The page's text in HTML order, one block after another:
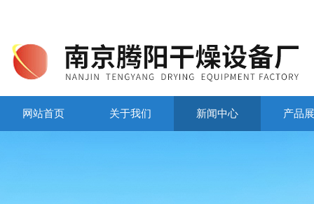
网站首页 关于我们 新闻中心 产品